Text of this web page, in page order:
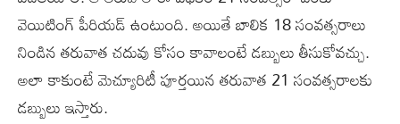
వెయిటింగ్ పీరియడ్ ఉంటుంది. అయితే బాలిక 18 సంవత్సరాలు
నిండిన తరువాత చదువు కోసం కావాలంటే డబ్బులు తీసుకోవచ్చు.
అలా కాకుంటే మెచ్యూరిటీ పూర్తయిన తరువాత 21 సంవత్సరాలకు
డబ్బులు ఇస్తారు.